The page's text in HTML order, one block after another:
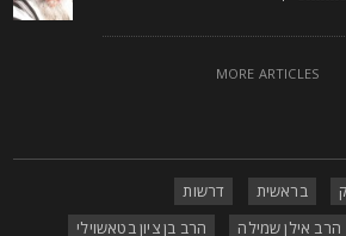
MORE ARTICLES
בראשית
דרשות
אילן שמילה
הרב בן ציון בטאשוילי